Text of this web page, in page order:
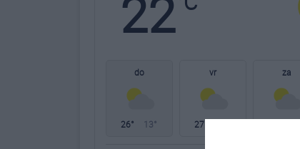
do
26° 13°
vr
27°
za